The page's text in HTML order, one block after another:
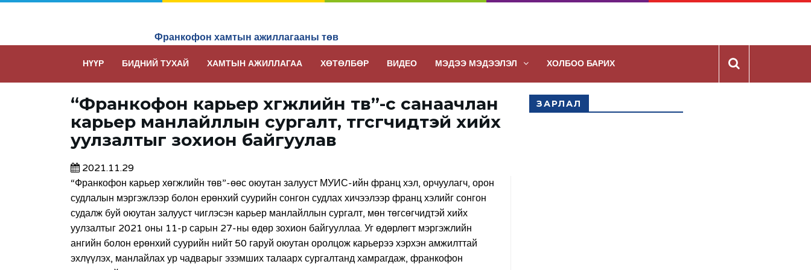
Франкофон хамтын ажиллагааны төв
НҮҮР БИДНИЙ ТУХАЙ ХАМТЫН АЖИЛЛАГАА ХӨТӨЛБӨР ВИДЕО МЭДЭЭ МЭДЭЭЛЭЛ ХОЛБОО БАРИХ
“Франкофон карьер хөгжлийн төв”-өөс санаачлан
карьер манлайллын сургалт, төгсөгчидтэй хийх
уулзалтыг зохион байгуулав
2021.11.29
“Франкофон карьер хөгжлийн төв”-өөс оюутан залууст МУИС-ийн франц хэл, орчуулагч, орон
судлалын мэргэжлээр болон ерөнхий суурийн сонгон судлах хичээлээр франц хэлийг сонгон
судалж буй оюутан залууст чиглэсэн карьер манлайллын сургалт, мөн төгсөгчидтэй хийх
уулзалтыг 2021 оны 11-р сарын 27-ны өдөр зохион байгууллаа. Уг өдөрлөгт мэргэжлийн
ангийн болон ерөнхий суурийн нийт 50 гаруй оюутан оролцож карьерээ хэрхэн амжилттай
эхлүүлэх, манлайлах ур чадварыг эзэмших талаарх сургалтанд хамрагдаж, франкофон
ЗАРЛАЛ